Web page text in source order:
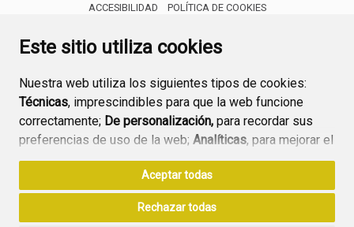
Este sitio utiliza cookies
Nuestra web utiliza los siguientes tipos de cookies:
Técnicas, imprescindibles para que la web funcione
correctamente; De personalización, para recordar sus
preferencias de uso de la web; Analíticas, para mejorar el
funcionamiento de la web y sus servicios.
Si acepta pulsando el botón“Aceptar todas”
consideramos que acepta su uso. Si pulsa el botón
Aceptar todas
Rechazar todas
ACCESIBILIDAD
POLÍTICA DE COOKIES